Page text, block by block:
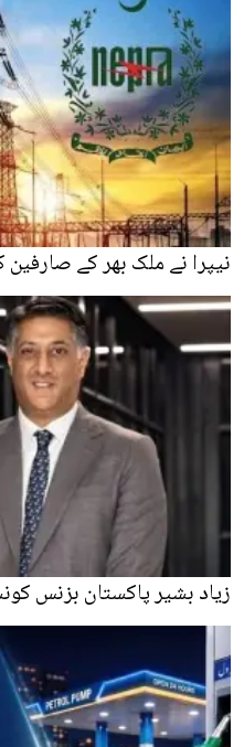
نیپرا نے ملک بھر کے
زیاد بشیر پاکستان بزنس